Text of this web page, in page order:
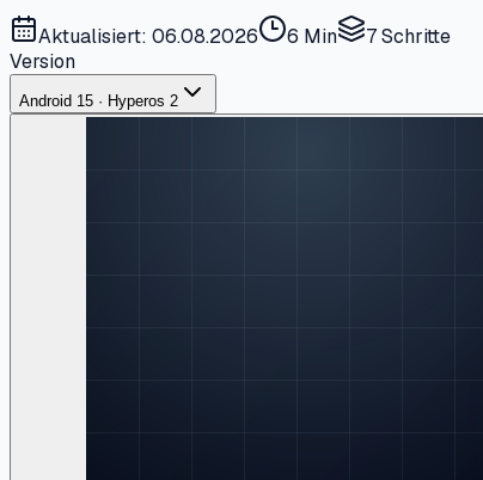
Aktualisiert: 06.08.2026 6 Min 7Schritte
Version
Android 15 · Hyperos 2